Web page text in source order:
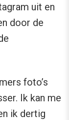
uit en
door de
foto’s
Ik kan me
ik dertig